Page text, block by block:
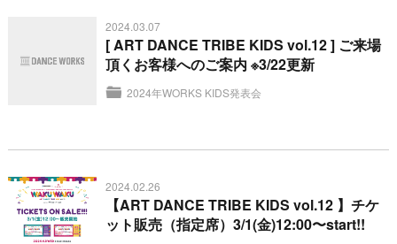
2024.03.07
[ ART DANCE TRIBE KIDS vol.12 ] ご来場
頂くお客様へのご案内 ※3/22更新
2024年WORKS KIDS発表会
2024.02.26
【ART DANCE TRIBE KIDS vol.12 】チケ
ット販売（指定席）3/1(金)12:00〜start!!